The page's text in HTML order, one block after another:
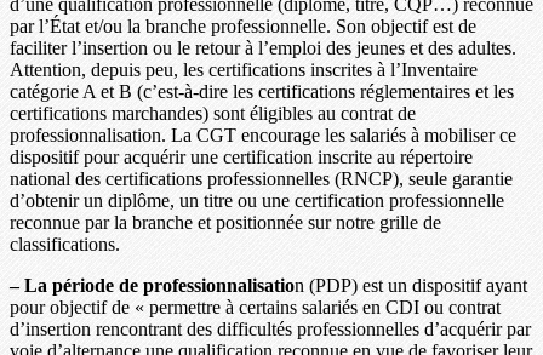
par l’État et/ou la branche professionnelle. Son objectif est de
faciliter l’insertion ou le retour à l’emploi des jeunes et des adultes.
Attention, depuis peu, les certifications inscrites à l’Inventaire
catégorie A et B (c’est-à-dire les certifications réglementaires et les
certifications marchandes) sont éligibles au contrat de
professionnalisation. La CGT encourage les salariés à mobiliser ce
dispositif pour acquérir une certification inscrite au répertoire
national des certifications professionnelles (RNCP), seule garantie
d’obtenir un diplôme, un titre ou une certification professionnelle
reconnue par la branche et positionnée sur notre grille de
classifications.
– La période de professionnalisation (PDP) est un dispositif ayant
pour objectif de « permettre à certains salariés en CDI ou contrat
d’insertion rencontrant des difficultés professionnelles d’acquérir par
voie d’alternance une qualification reconnue en vue de favoriser leur